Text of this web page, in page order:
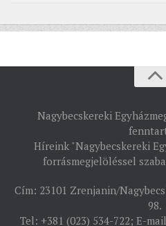
TÖRTÉNELEM
EGYHÁZMEGYEI LEVÉLTÁR
LELKIPÁSZTOROK
Nagybecskereki
Híreink "Nagybecskereki
forrásmegjelöléssel
Cím: 23101 Zrenjanin/
98.
Tel: +381 (023) 534-722; E-